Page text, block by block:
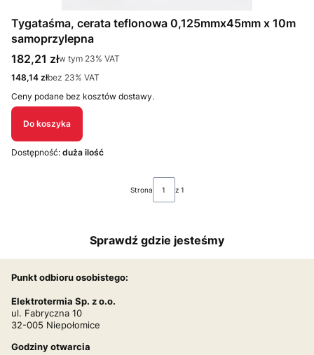
Tygataśma, cerata teflonowa 0,125mmx45mm x 10m
samoprzylepna
Cena brutto
182,21 złw tym %s VAT
w tym 23% VAT
Cena netto
148,14 złbez 23% VAT
Ceny podane bez kosztów dostawy.
Do koszyka
Dostępność: duża ilość
Strona z 1
Sprawdź gdzie jesteśmy
Punkt odbioru osobistego:
Elektrotermia Sp. z o.o.
ul. Fabryczna 10
32-005 Niepołomice
Godziny otwarcia